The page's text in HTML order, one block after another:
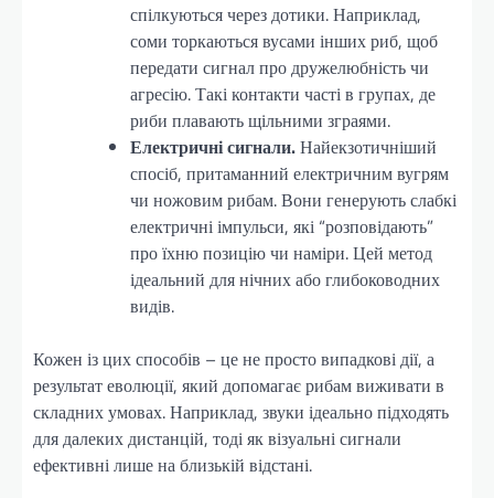
спілкуються через дотики. Наприклад,
соми торкаються вусами інших риб, щоб
передати сигнал про дружелюбність чи
агресію. Такі контакти часті в групах, де
риби плавають щільними зграями.
Електричні сигнали.Найекзотичніший
спосіб, притаманний електричним вугрям
чи ножовим рибам. Вони генерують слабкі
електричні імпульси, які “розповідають”
про їхню позицію чи наміри. Цей метод
ідеальний для нічних або глибоководних
видів.
Кожен із цих способів – це не просто випадкові дії, а
результат еволюції, який допомагає рибам виживати в
складних умовах. Наприклад, звуки ідеально підходять
для далеких дистанцій, тоді як візуальні сигнали
ефективні лише на близькій відстані.